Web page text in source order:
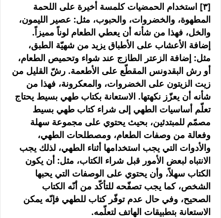
[٣] استخدام الحمضيات كلمسة أخيرة على اللحمة
المطهوة، والخضروات، والحبوب، مثل: عصير الليمون،
والخل، فهذا من شأنه أن يعطي الطعام لوناً مميزاً.
إضافة الأعشاب على الأطباق يزيد من شهيّة الطبق،
مثل: إضافة الزعتر الطازج عند شواء وتحميص الطعام،
أو رش البقدونس المقطّع على الأطعمة. رشّ القليل من
زيت الزيتون على الخضروات، والمعكرونة، فهذا من
شأنه أن يعزّز نكهتها. الاستعانة بكتاب طهي بسيط يحتاج
تعلّم أساسيات الطهي إلى شراء كتاب طهي بسيط
مصمّم للمبتدئين، بحيث يحتوي على مجموعة سهلة
وفعالة من وصفات الطعام، ومصطلحات الطهي،
والأدوات التي يجب استخدامها أثناء الطهي، لذلك يجب
الانتباه لبعض الأمور قبل شراء الكتاب، مثل: أن يكون
الكتاب سهلاً، وأن يحتوي على الوصفات التي يحبها
الشخص، كما يجب تصفّحه للتأكّد من أنّه الكتاب
الصحيح، وفي حال عدم توفّر كتاب للطهي فإنّه يمكن
الاستعانة بتطبيقات الهاتف لتعلّمه.